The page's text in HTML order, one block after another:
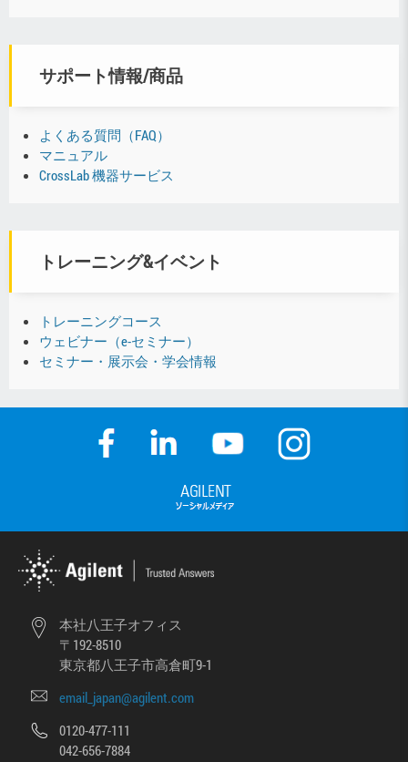
サポート情報/商品
よくある質問（FAQ）
マニュアル
CrossLab 機器サービス
トレーニング&イベント
トレーニングコース
ウェビナー（e-セミナー）
セミナー・展示会・学会情報
本社八王子オフィス
〒192-8510
東京都八王子市高倉町9-1
email_japan@agilent.com
0120-477-111
042-656-7884